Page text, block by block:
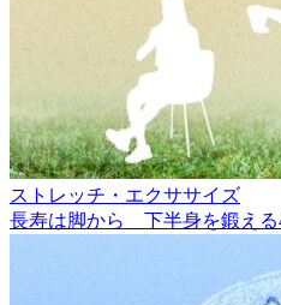
ストレッチ・エクササイズ
長寿は脚から 下半身を鍛える